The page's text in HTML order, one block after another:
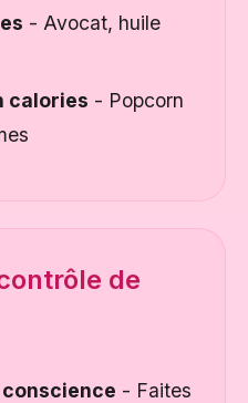
- Avocat, huile
calories - Popcorn
de
- Faites